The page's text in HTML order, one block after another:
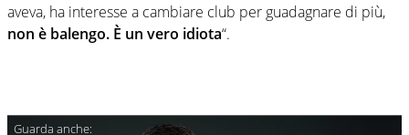
aveva, ha interesse a cambiare club per guadagnare di più,
non è balengo. È un vero idiota“.